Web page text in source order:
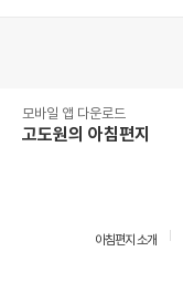
모바일 앱 다운로드
고도원의 아침편지
아침편지 소개